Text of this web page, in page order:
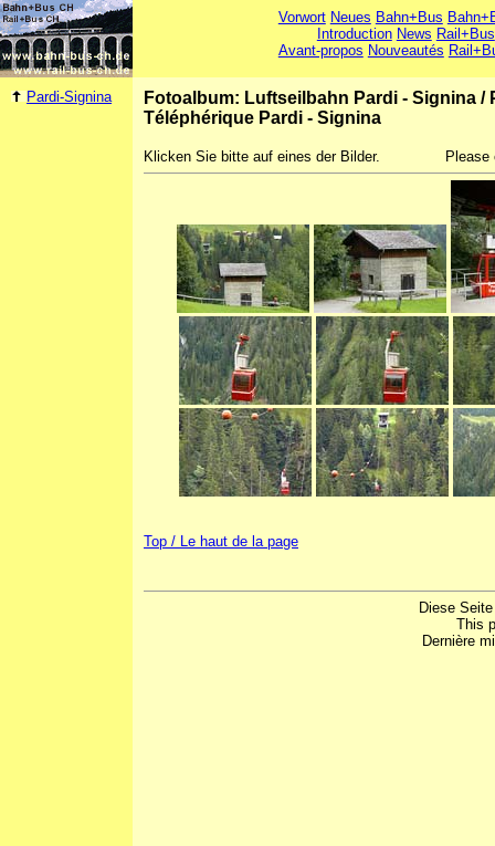
Vorwort Neues Bahn+Bus
Introduction News Rail+Bus
Avant-propos Nouveautés
Pardi-Signina Fotoalbum: Luftseilbahn Pardi - Signina /
Téléphérique Pardi - Signina
Klicken Sie bitte auf eines der Bilder.
Top / Le haut de la page
Diese
This
Dernière